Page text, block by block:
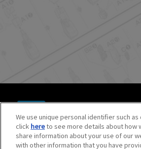
© BANDAI SPIRITS CO.,LTD.
©創通・サンライズ ©創通・サ
©SOTSU・SUNRISE ©SOTSU
©Nintendo・Creatures・
©Pokémon. ©Nintendo/
We use unique personal identifier such
click hereto see more details about how
share information about your use of our
with other information that you have
■